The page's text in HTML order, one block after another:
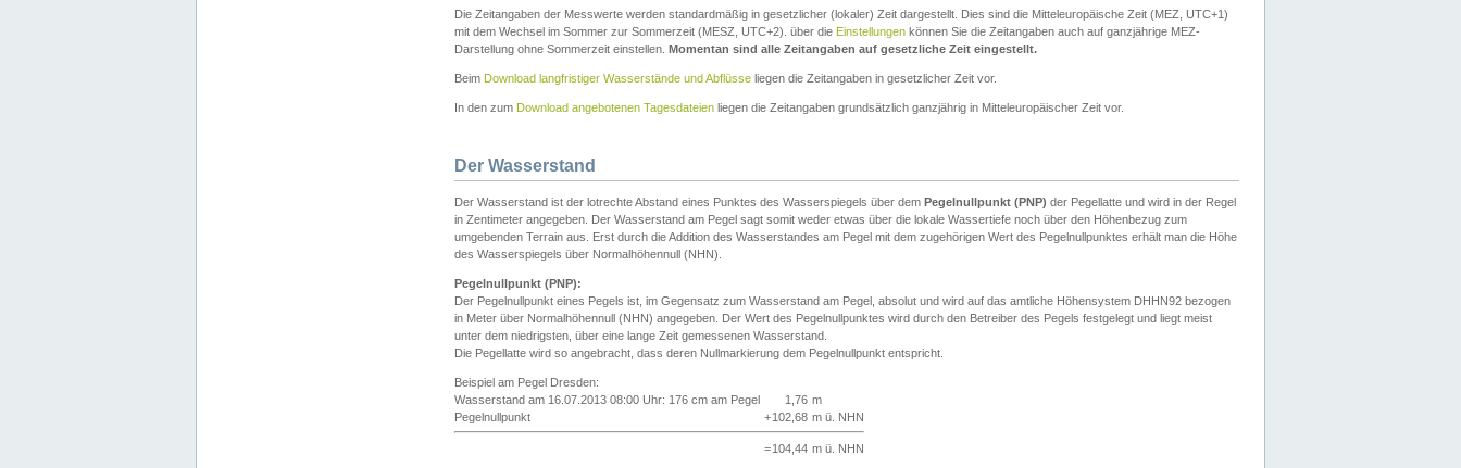
Die Zeitangaben der Messwerte werden standardmäßig in gesetzlicher (lokaler) Zeit dargestellt. Dies sind die Mitteleuropäische Zeit (MEZ, UTC+1)
mit dem Wechsel im Sommer zur Sommerzeit (MESZ, UTC+2). über die Einstellungen können Sie die Zeitangaben auch auf ganzjährige MEZ-
Darstellung ohne Sommerzeit einstellen. Momentan sind alle Zeitangaben auf gesetzliche Zeit eingestellt.
Beim Download langfristiger Wasserstände und Abflüsse liegen die Zeitangaben in gesetzlicher Zeit vor.
In den zum Download angebotenen Tagesdateien liegen die Zeitangaben grundsätzlich ganzjährig in Mitteleuropäischer Zeit vor.
Der Wasserstand
Der Wasserstand ist der lotrechte Abstand eines Punktes des Wasserspiegels über dem Pegelnullpunkt (PNP) der Pegellatte und wird in der Regel
in Zentimeter angegeben. Der Wasserstand am Pegel sagt somit weder etwas über die lokale Wassertiefe noch über den Höhenbezug zum
umgebenden Terrain aus. Erst durch die Addition des Wasserstandes am Pegel mit dem zugehörigen Wert des Pegelnullpunktes erhält man die Höhe
des Wasserspiegels über Normalhöhennull (NHN).
Pegelnullpunkt (PNP):
Der Pegelnullpunkt eines Pegels ist, im Gegensatz zum Wasserstand am Pegel, absolut und wird auf das amtliche Höhensystem DHHN92 bezogen
in Meter über Normalhöhennull (NHN) angegeben. Der Wert des Pegelnullpunktes wird durch den Betreiber des Pegels festgelegt und liegt meist
unter dem niedrigsten, über eine lange Zeit gemessenen Wasserstand.
Die Pegellatte wird so angebracht, dass deren Nullmarkierung dem Pegelnullpunkt entspricht.
Beispiel am Pegel Dresden:
Wasserstand am 16.07.2013 08:00 Uhr: 176 cm am Pegel
1,76 m
Pegelnullpunkt
+102,68 m ü. NHN
=104,44 m ü. NHN